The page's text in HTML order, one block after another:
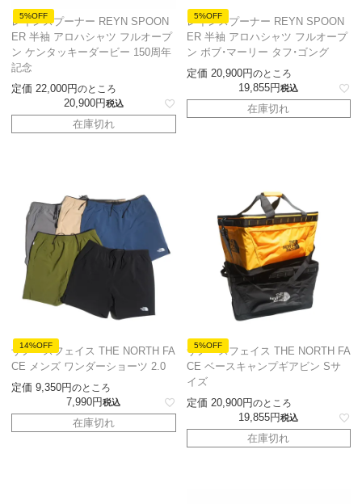
5%OFF
レインスプーナー REYN SPOON
ER 半袖 アロハシャツ フルオープ
ン ケンタッキーダービー 150周年
記念
定価 22,000 のところ
20,900 税込
在庫切れ
5%OFF
レインスプーナー REYN SPOON
ER 半袖 アロハシャツ フルオープ
ン ボブ・マーリー タフ・ゴング
定価 20,900 のところ
19,855 税込
在庫切れ
14%OFF
ザノースフェイス THE NORTH FA
CE メンズ ワンダーショーツ 2.0
定価 9,350 のところ
7,990 税込
在庫切れ
5%OFF
ザノースフェイス THE NORTH FA
CE ベースキャンプギアビン Sサ
イズ
定価 20,900 のところ
19,855 税込
在庫切れ